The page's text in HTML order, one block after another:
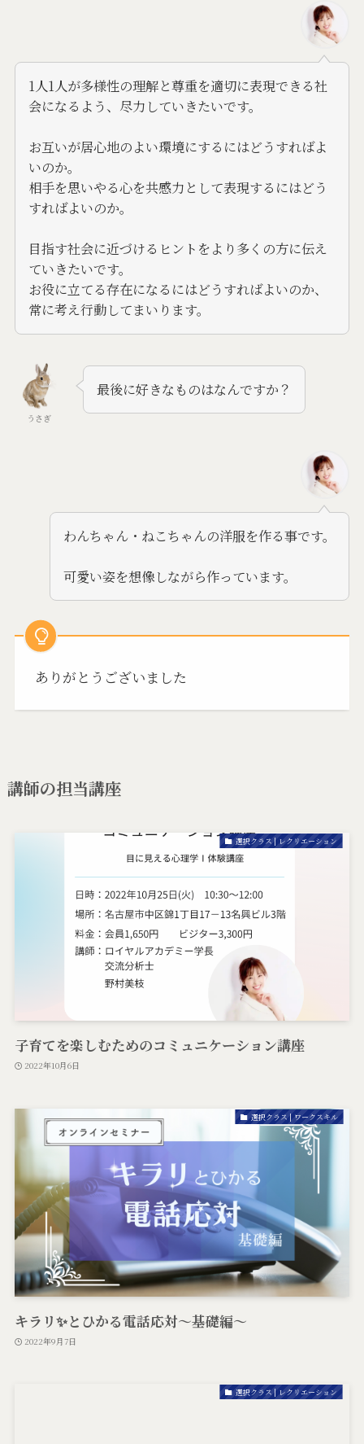
1人1人が多様性の理解と尊重を適切に表現できる社
会になるよう、尽力していきたいです。
お互いが居心地のよい環境にするにはどうすればよ
いのか。
相手を思いやる心を共感力として表現するにはどう
すればよいのか。
目指す社会に近づけるヒントをより多くの方に伝え
ていきたいです。
お役に立てる存在になるにはどうすればよいのか、
常に考え行動してまいります。
うさぎ
最後に好きなものはなんですか？
わんちゃん・ねこちゃんの洋服を作る事です。
可愛い姿を想像しながら作っています。
ありがとうございました
講師の担当講座
選択クラス | レクリエーション
子育てを楽しむためのコミュニケーション講座
2022年10月6日
選択クラス | ワークスキル
キラリ✨とひかる電話応対～基礎編～
2022年9月7日
選択クラス | レクリエーション